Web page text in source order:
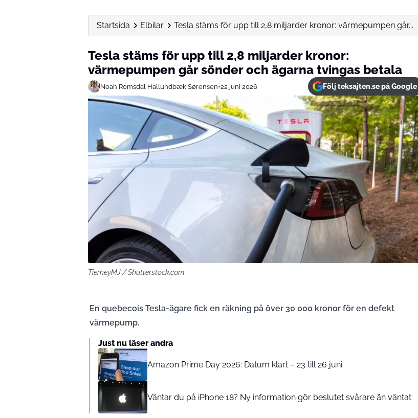
Startsida Elbilar Tesla stäms för upp till 2,8 miljarder kronor: värmepumpen går...
Tesla stäms för upp till 2,8 miljarder kronor:
värmepumpen går sönder och ägarna tvingas betala
Noah Romsdal Hallundbæk Sørensen•22 juni 2026 Följ teksajten.se på Google
TierneyMJ / Shutterstock.com
En quebecois Tesla-ägare fick en räkning på över 30 000 kronor för en defekt
värmepump.
Just nu läser andra
Amazon Prime Day 2026: Datum klart – 23 till 26 juni
Väntar du på iPhone 18? Ny information gör beslutet svårare än väntat